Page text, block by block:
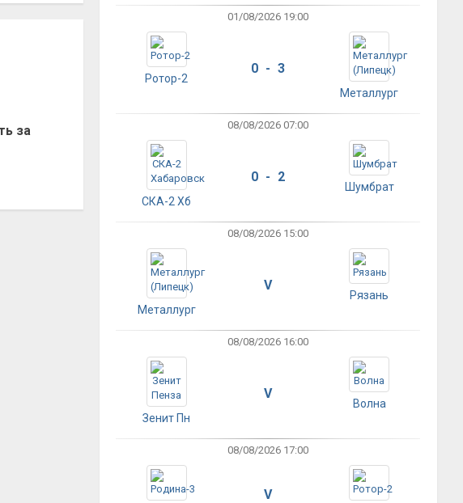
за
01/08/2026 19:00
Ротор-2
0 - 3
Металлург
08/08/2026 07:00
СКА-2 Хб
0 - 2
Шумбрат
08/08/2026 15:00
Металлург
V
Рязань
08/08/2026 16:00
Зенит Пн
V
Волна
08/08/2026 17:00
V